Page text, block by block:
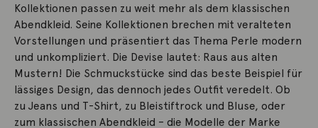
Kollektionen passen zu weit mehr als dem klassischen
Abendkleid. Seine Kollektionen brechen mit veralteten
Vorstellungen und präsentiert das Thema Perle modern
und unkompliziert. Die Devise lautet: Raus aus alten
Mustern! Die Schmuckstücke sind das beste Beispiel für
lässiges Design, das dennoch jedes Outfit veredelt. Ob
zu Jeans und T-Shirt, zu Bleistiftrock und Bluse, oder
zum klassischen Abendkleid – die Modelle der Marke